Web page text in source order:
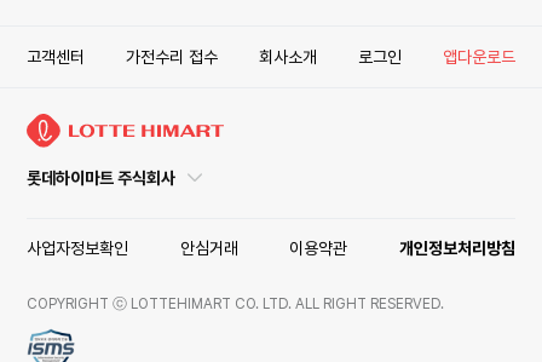
고객센터 가전수리 접수 회사소개 로그인 앱다운로드
LOTTE
HIMART
고
롯데하이마트 주식회사
정
고
버
사업자정보확인 안심거래 이용약관 개인정보처리방침
COPYRIGHT ⓒ LOTTEHIMART CO. LTD. ALL RIGHT RESERVED.
ISMS